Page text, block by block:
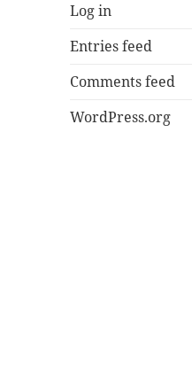
Log in
Entries feed
Comments feed
WordPress.org